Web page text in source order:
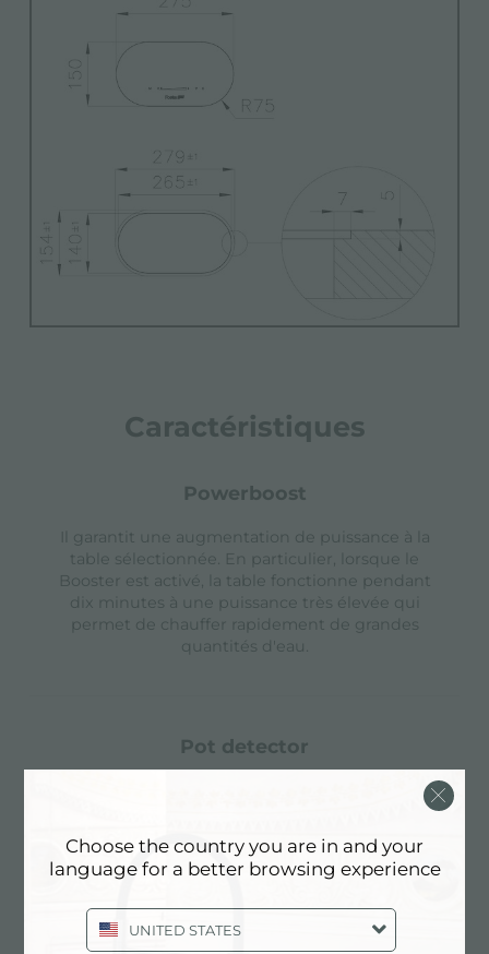
Caractéristiques
powerboost
Il garantit une augmentation de puissance à la
table sélectionnée. En particulier, lorsque le
Booster est activé, la table fonctionne pendant
dix minutes à une puissance très élevée qui
permet de chauffer rapidement de grandes
quantités d'eau.
pot detector
Les tables de cuisson Foster reconnaissent non
poêles, mais calculent également leur surface.
Ce système permet une utilisation encore plus
efficace de l'énergie. Lorsque l’on retire les
désactivées.
Choose the country you are in and your
language for a better browsing experience
UNITED STATES